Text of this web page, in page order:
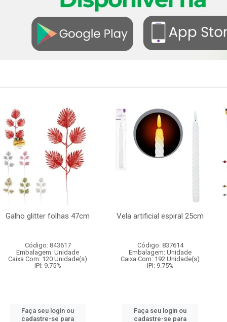
Galho glitter folhas 47cm
Código: 843617
Embalagem: Unidade
Caixa Com: 120 Unidade(s)
IPI: 9.75%
Faça seu login ou
cadastre-se para
Vela artificial espiral 25cm
Código: 837614
Embalagem: Unidade
Caixa Com: 192 Unidade(s)
IPI: 9.75%
Faça seu login ou
cadastre-se para